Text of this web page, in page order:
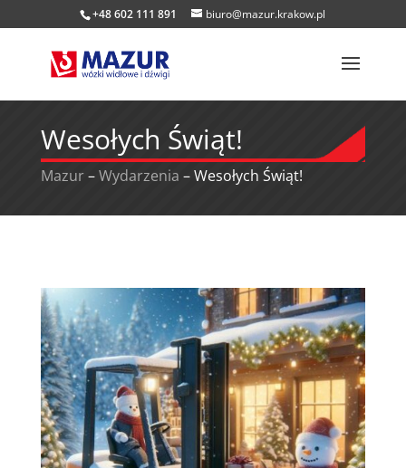
+48 602 111 891 biuro@mazur.krakow.pl
Wesołych Świąt!
Mazur–Wydarzenia –Wesołych Świąt!